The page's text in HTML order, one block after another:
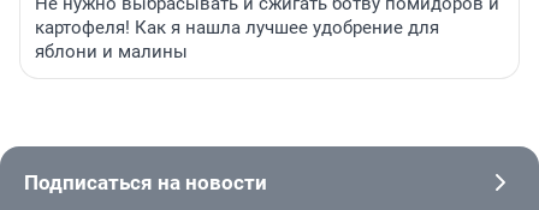
картофеля! Как я нашла лучшее удобрение для
яблони и малины
Подписаться на новости